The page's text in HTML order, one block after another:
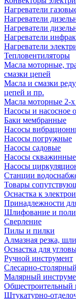
Нагреватели
Нагреватели
Нагреватели
Нагреватели
Нагреватели
Тепловентиляторы
Масла моторные,
смазки цепей
Масла и смазки
цепей и пр.
Масла моторные 2-х
Насосы и насосное
Баки мембранные
Насосы
Насосы погружные
Насосы садовые
Насосы скважинные
Насосы
Станции
Товары
Оснастка к
Принадлежности
Шлифование и
Сверление
Пилы и пилки
Алмазная резка,
Оснастка для
Ручной инструмент
Слесарно-
Малярный
Общестроительный
Штукатурно-